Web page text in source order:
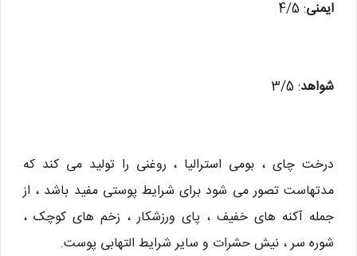
ایمنی: 4/5
شواهد: 3/5
درخت چای ، بومی استرالیا ، روغنی را تولید می کند که
مدتهاست تصور می شود برای شرایط پوستی مفید باشد ، از
جمله آکنه های خفیف ، پای ورزشکار ، زخم های کوچک ،
شوره سر ، نیش حشرات و سایر شرایط التهابی پوست.